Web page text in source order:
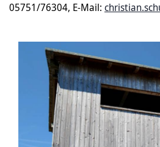
05751/76304, E-Mail: